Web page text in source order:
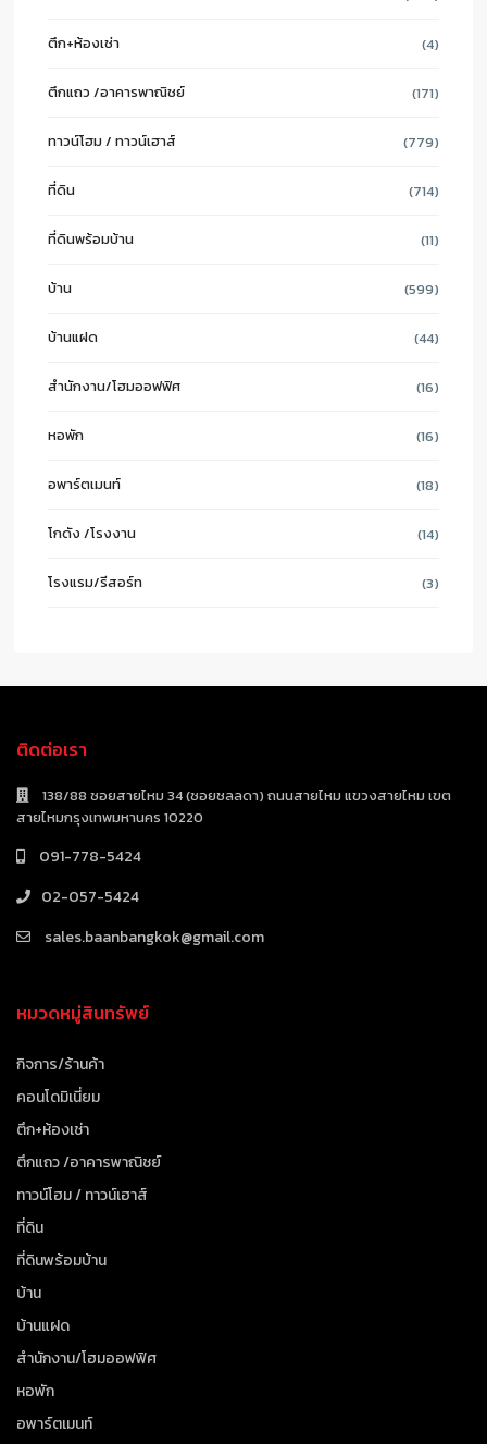
ตึก+ห้องเช่า (4)
ตึกแถว /อาคารพาณิชย์ (171)
ทาวน์โฮม / ทาวน์เฮาส์ (779)
ที่ดิน (714)
ที่ดินพร้อมบ้าน (11)
บ้าน (599)
บ้านแฝด (44)
สำนักงาน/โฮมออฟฟิศ (16)
หอพัก (16)
อพาร์ตเมนท์ (18)
โกดัง /โรงงาน (14)
โรงแรม/รีสอร์ท (3)
ติดต่อเรา
138/88 ซอยสายไหม 34 (ซอยชลลดา) ถนนสายไหม แขวงสายไหม เขต
สายไหมกรุงเทพมหานคร 10220
091-778-5424
02-057-5424
sales.baanbangkok@gmail.com
หมวดหมู่สินทรัพย์
กิจการ/ร้านค้า
คอนโดมิเนี่ยม
ตึก+ห้องเช่า
ตึกแถว /อาคารพาณิชย์
ทาวน์โฮม / ทาวน์เฮาส์
ที่ดิน
ที่ดินพร้อมบ้าน
บ้าน
บ้านแฝด
สำนักงาน/โฮมออฟฟิศ
หอพัก
อพาร์ตเมนท์